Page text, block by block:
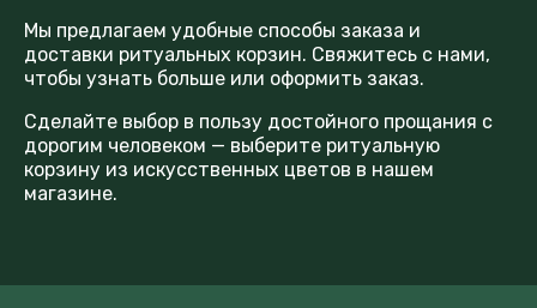
Мы предлагаем удобные способы заказа и
доставки ритуальных корзин. Свяжитесь с нами,
чтобы узнать больше или оформить заказ.
Сделайте выбор в пользу достойного прощания с
дорогим человеком — выберите ритуальную
корзину из искусственных цветов в нашем
магазине.